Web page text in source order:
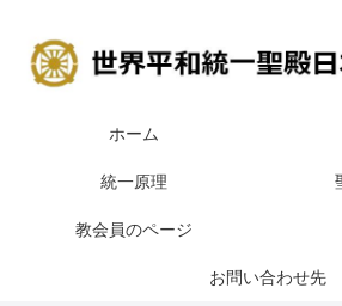
ホーム
統一原理
教会員のページ
お問い合わせ先